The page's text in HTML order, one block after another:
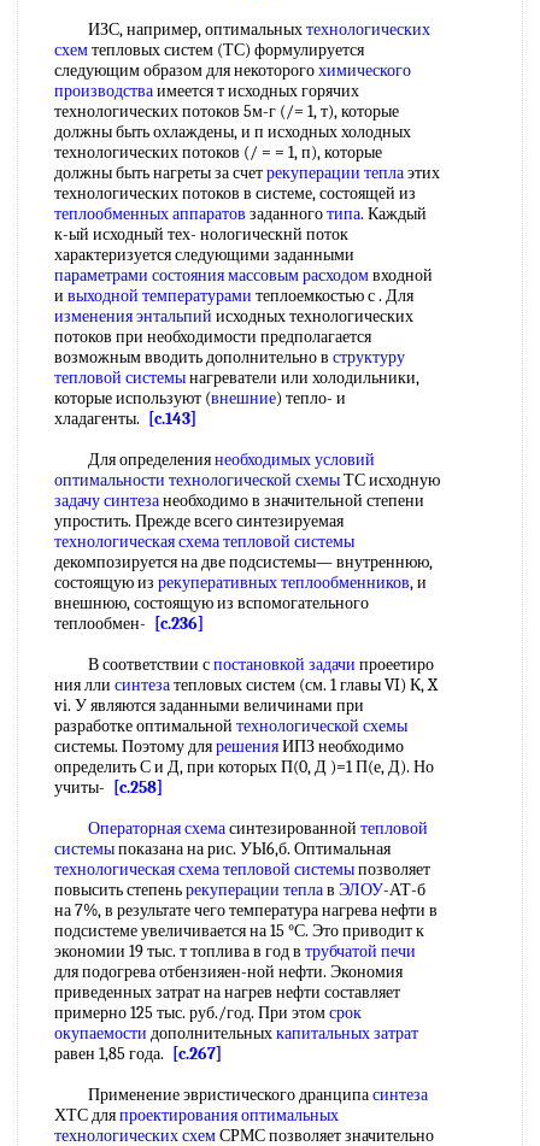
ИЗС, например, оптимальныхтехнологических
схемтепловых систем (ТС) формулируется
следующим образом для некоторогохимического
производстваимеется т исходных горячих
технологических потоков 5м-г (/= 1, т), которые
должны быть охлаждены, и п исходных холодных
технологических потоков (/ = = 1, п), которые
должны быть нагреты за счетрекуперации теплаэтих
технологических потоков в системе, состоящей из
теплообменных аппаратов заданноготипа. Каждый
к-ый исходный тех- нологическнй поток
характеризуется следующими заданными
параметрами состояниямассовым расходомвходной
и выходной температурами теплоемкостью с . Для
изменения энтальпий исходных технологических
потоков при необходимости предполагается
возможным вводить дополнительно в структуру
тепловой системынагреватели или холодильники,
которые используют (внешние) тепло- и
хладагенты.
[c.143]
Для определениянеобходимых условий
оптимальности технологической схемыТС исходную
задачу синтезанеобходимо в значительной степени
упростить. Прежде всего синтезируемая
технологическая схематепловой системы
декомпозируется на две подсистемы— внутреннюю,
состоящую из рекуперативных теплообменников, и
внешнюю, состоящую из вспомогательного
теплообмен-
[c.236]
В соответствии спостановкой задачи проеетиро
ния лли синтезатепловых систем (см. 1 главы VI) К, X
vi. У являются заданными величинами при
разработке оптимальной технологической схемы
системы. Поэтому длярешенияИПЗ необходимо
определить С и Д, при которых П(0, Д )=1 П(е, Д). Но
учиты-
[c.258]
Операторная схемасинтезированной тепловой
системыпоказана на рис. УЫ6,б. Оптимальная
технологическая схематепловой системыпозволяет
повысить степеньрекуперации теплав ЭЛОУ-АТ-б
на 7%, в результате чего температура нагрева нефти в
подсистеме увеличивается на 15 °С. Это приводит к
экономии 19 тыс. т топлива в год в трубчатой печи
для подогрева отбензияен-ной нефти. Экономия
приведенных затрат на нагрев нефти составляет
примерно 125 тыс. руб./год. При этомсрок
окупаемости дополнительныхкапитальных затрат
равен 1,85 года.
[c.267]
Применение эвристического дранципасинтеза
ХТС дляпроектирования оптимальных
технологических схемСРМС позволяет значительно